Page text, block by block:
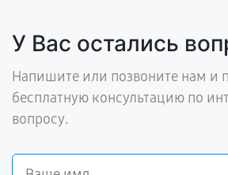
У Вас остались
Напишите или позвоните нам и
бесплатную консультацию по
вопросу.